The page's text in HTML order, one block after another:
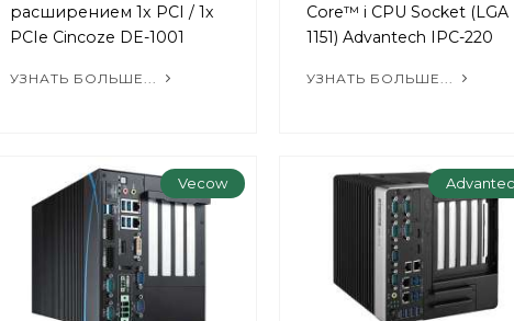
Core™ i CPU Socket (LGA
1151) Advantech IPC-220
УЗНАТЬ БОЛЬШЕ...
расширением 1x PCI / 1x
PCIe Cincoze DE-1001
УЗНАТЬ БОЛЬШЕ...
Vecow